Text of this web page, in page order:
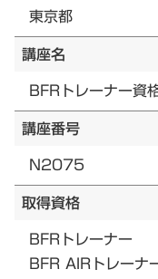
東京都
講座名
BFRトレーナー資
講座番号
N2075
取得資格
BFRトレーナー
BFR AIRトレーナ